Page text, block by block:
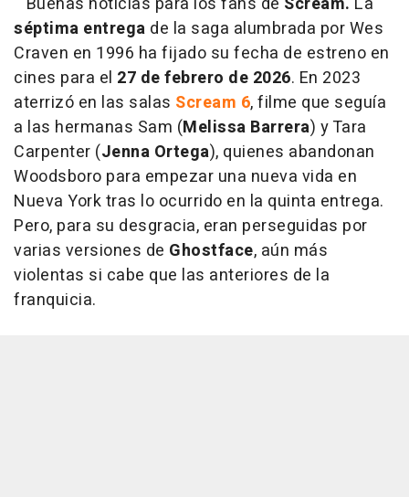
séptima entrega de la saga alumbrada por Wes
Craven en 1996 ha fijado su fecha de estreno en
cines para el 27 de febrero de 2026. En 2023
aterrizó en las salas Scream 6, filme que seguía
a las hermanas Sam (Melissa Barrera) y Tara
Carpenter (Jenna Ortega), quienes abandonan
Woodsboro para empezar una nueva vida en
Nueva York tras lo ocurrido en la quinta entrega.
Pero, para su desgracia, eran perseguidas por
varias versiones de Ghostface, aún más
violentas si cabe que las anteriores de la
franquicia.